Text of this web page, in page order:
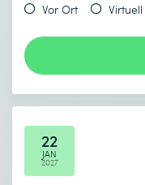
Vor Ort Virtuell
22
JAN
2027